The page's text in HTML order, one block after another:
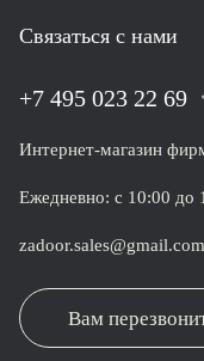
Связаться с нами
+7 495 023 22 69
Интернет-магазин
Ежедневно: с 10:00 до
zadoor.sales@gmail.com
Вам